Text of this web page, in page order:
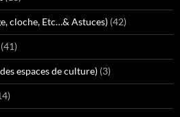
cloche, Etc…& Astuces) (42)
(41)
espaces de culture) (3)